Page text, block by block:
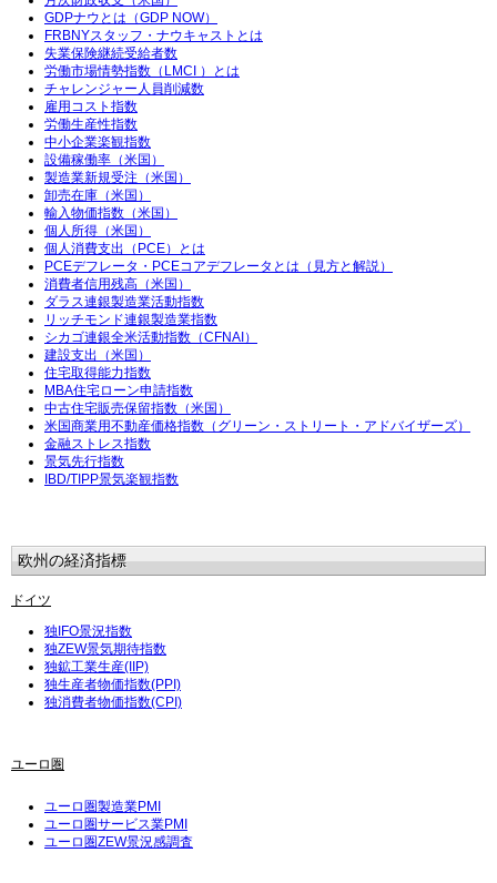
GDPナウとは（GDP NOW）
FRBNYスタッフ・ナウキャストとは
失業保険継続受給者数
労働市場情勢指数（LMCI ）とは
チャレンジャー人員削減数
雇用コスト指数
労働生産性指数
中小企業楽観指数
設備稼働率（米国）
製造業新規受注（米国）
卸売在庫（米国）
輸入物価指数（米国）
個人所得（米国）
個人消費支出（PCE）とは
PCEデフレータ・PCEコアデフレータとは（見方と解説）
消費者信用残高（米国）
ダラス連銀製造業活動指数
リッチモンド連銀製造業指数
シカゴ連銀全米活動指数（CFNAI）
建設支出（米国）
住宅取得能力指数
MBA住宅ローン申請指数
中古住宅販売保留指数（米国）
米国商業用不動産価格指数（グリーン・ストリート・アドバイザーズ）
金融ストレス指数
景気先行指数
IBD/TIPP景気楽観指数
欧州の経済指標
ドイツ
独IFO景況指数
独ZEW景気期待指数
独鉱工業生産(IIP)
独生産者物価指数(PPI)
独消費者物価指数(CPI)
ユーロ圏
ユーロ圏製造業PMI
ユーロ圏サービス業PMI
ユーロ圏ZEW景況感調査